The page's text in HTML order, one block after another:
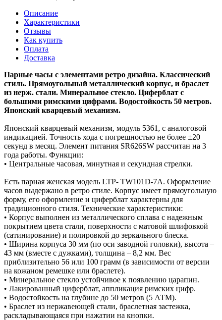
Описание
Характеристики
Отзывы
Как купить
Оплата
Доставка
Парные часы с элементами ретро дизайна. Классический
стиль. Прямоугольный металлический корпус, и браслет
из нерж. стали. Минеральное стекло. Циферблат с
большими римскими цифрами. Водостойкость 50 метров.
Японский кварцевый механизм.
Японский кварцевый механизм, модуль 5361, с аналоговой
индикацией. Точность хода с погрешностью не более ±20
секунд в месяц. Элемент питания SR626SW рассчитан на 3
года работы. Функции:
• Центральные часовая, минутная и секундная стрелки.
Есть парная женская модель LTP- TW101D-7A. Оформление
часов выдержано в ретро стиле. Корпус имеет прямоугольную
форму, его оформление и циферблат характерны для
традиционного стиля. Технические характеристики:
• Корпус выполнен из металлического сплава с надежным
покрытием цвета стали, поверхности с матовой шлифовкой
(сатинирование) и полировкой до зеркального блеска.
• Ширина корпуса 30 мм (по оси заводной головки), высота –
43 мм (вместе с дужками), толщина – 8,2 мм. Вес
приблизительно 56 или 100 грамм (в зависимости от версии
на кожаном ремешке или браслете).
• Минеральное стекло устойчивое к появлению царапин.
• Лакированный циферблат, аппликация римских цифр.
• Водостойкость на глубине до 50 метров (5 АТМ).
• Браслет из нержавеющей стали, браслетная застежка,
раскладывающаяся при нажатии на кнопки.